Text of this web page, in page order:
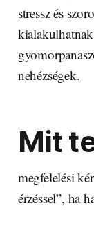
stressz és
nehézségek.
Mit
megfelelési
érzéssel”, ha